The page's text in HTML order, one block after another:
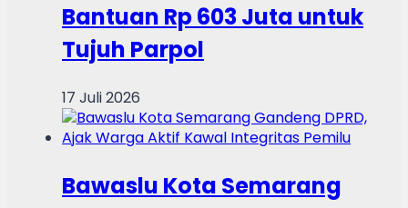
Bantuan Rp 603 Juta untuk
Tujuh Parpol
17 Juli 2026
Bawaslu Kota Semarang